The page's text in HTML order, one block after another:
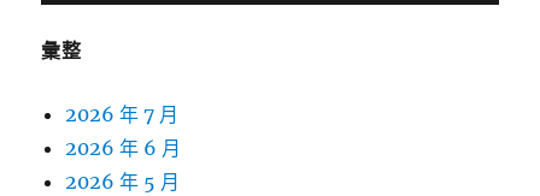
彙整
2026 年 7 月
2026 年 6 月
2026 年 5 月